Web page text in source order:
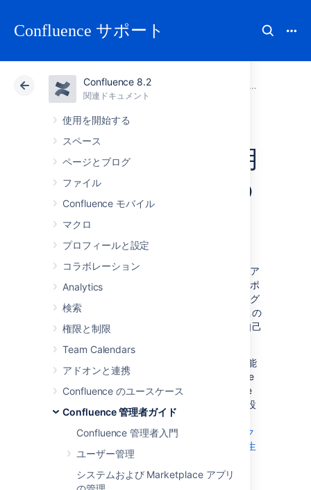
Confluence サポート
Confluence 8.2
関連ドキュメント
使用を開始する
スペース
ページとブログ
ファイル
Confluence モバイル
マクロ
プロフィールと設定
コラボレーション
Analytics
検索
権限と制限
Team Calendars
アドオンと連携
Confluence のユースケース
Confluence 管理者ガイド
Confluence 管理者入門
ユーザー管理
システムおよび Marketplace アプリ
アトラシアン サポート 関連ドキュメントConfluence
クラウド Data Center 8.2
mod_rewrite を使用
して Confluence の
URL を変更する
く、Apache の設定について説明しています。ア
トラシアンはこの設定による Confluence をサポ
ートしますが、Apache に関する問題のデバッグ
を支援することについては保証できません。この
資料は情報提供のみを目的としているため、自己
Confluence が異なるドメイン名でアクセス可能
な場合、適切に機能させるために、Confluence
には URL の書き換えが必要です。 Confluence
で複数のドメイン用に設
定すると、数々のエラーが発生します。「
サーバーのベース URL が Confluence へのアク
セスに使用される URL と一致しない場合に発生
するさまざまな問題
」を参照してください。